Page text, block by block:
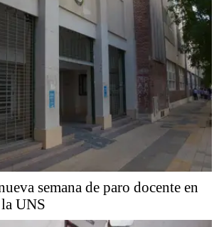
semana de paro docente en
la UNS